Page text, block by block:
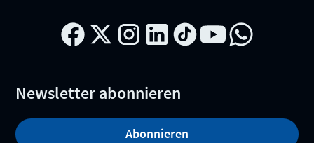
Newsletter abonnieren
Abonnieren